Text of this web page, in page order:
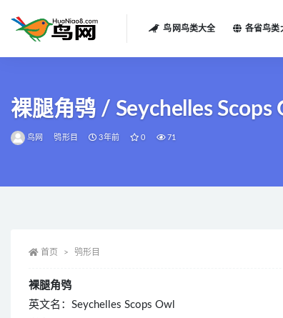
鸟网鸟类大全 各省鸟类
裸腿角鸮 / Seychelles
鸟网 鸮形目 3年前 0 71
首页 鸮形目
裸腿角鸮
英文名：Seychelles Scops Owl